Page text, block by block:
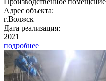
Адрес объекта:
г.Волжск
Дата реализация:
2021
подробнее